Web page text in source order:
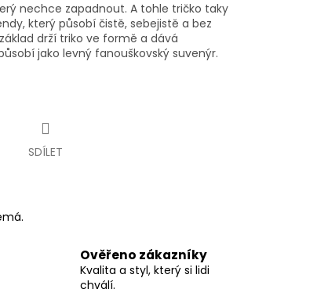
nechce zapadnout. A tohle tričko taky
který působí čistě, sebejistě a bez
drží triko ve formě a dává
jako levný fanouškovský suvenýr.
SDÍLET
Ověřeno zákazníky
Kvalita a styl, který si lidi
chválí.